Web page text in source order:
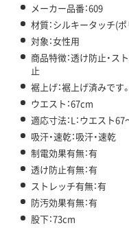
メーカー品番：609
材質：シルキータッチ(
対象：女性用
商品特徴：透け防止・ス
止
裾上げ：裾上げ済みです。
ウエスト：67cm
適応寸法：L：ウエスト
吸汗・速乾：吸汗・速乾
制電効果有無：有
透け防止有無：有
ストレッチ有無：有
防汚効果有無：有
股下：73cm